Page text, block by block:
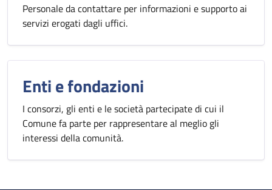
Personale da contattare per informazioni e supporto ai
servizi erogati dagli uffici.
Enti e fondazioni
I consorzi, gli enti e le società partecipate di cui il
Comune fa parte per rappresentare al meglio gli
interessi della comunità.